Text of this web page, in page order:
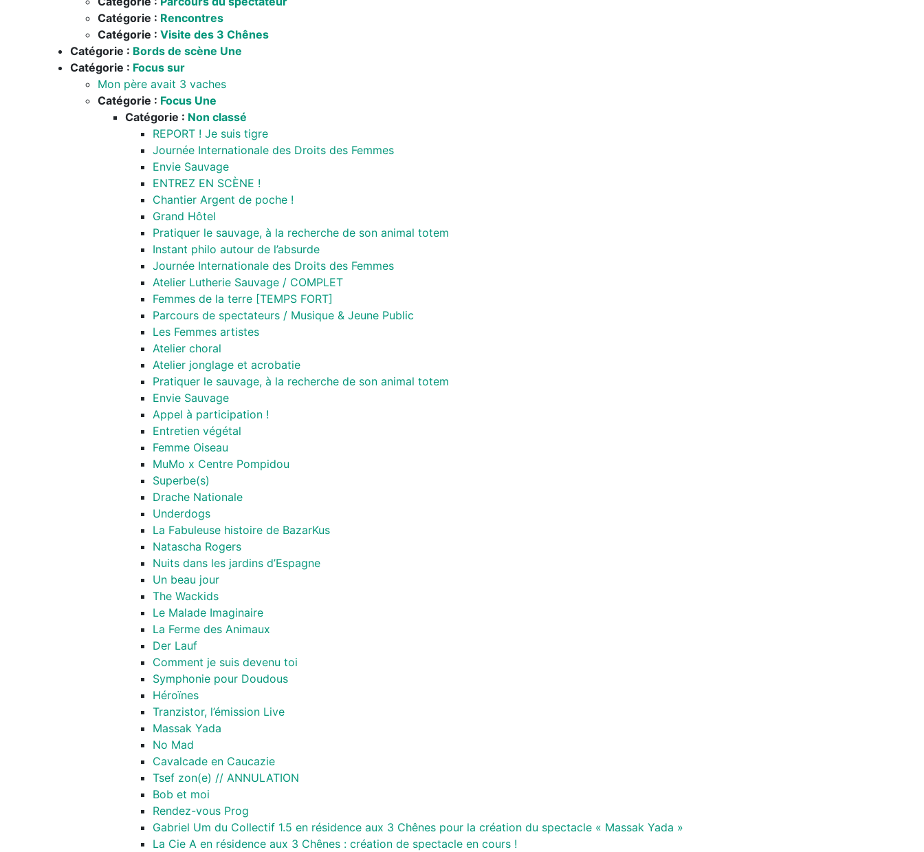
Catégorie : Rencontres
Catégorie : Visite des 3 Chênes
Catégorie : Bords de scène Une
Catégorie : Focus sur
Mon père avait 3 vaches
Catégorie : Focus Une
Catégorie : Non classé
REPORT ! Je suis tigre
Journée Internationale des Droits des Femmes
Envie Sauvage
ENTREZ EN SCÈNE !
Chantier Argent de poche !
Grand Hôtel
Pratiquer le sauvage, à la recherche de son animal totem
Instant philo autour de l’absurde
Journée Internationale des Droits des Femmes
Atelier Lutherie Sauvage / COMPLET
Femmes de la terre [TEMPS FORT]
Parcours de spectateurs / Musique & Jeune Public
Les Femmes artistes
Atelier choral
Atelier jonglage et acrobatie
Pratiquer le sauvage, à la recherche de son animal totem
Envie Sauvage
Appel à participation !
Entretien végétal
Femme Oiseau
MuMo x Centre Pompidou
Superbe(s)
Drache Nationale
Underdogs
La Fabuleuse histoire de BazarKus
Natascha Rogers
Nuits dans les jardins d’Espagne
Un beau jour
The Wackids
Le Malade Imaginaire
La Ferme des Animaux
Der Lauf
Comment je suis devenu toi
Symphonie pour Doudous
Héroïnes
Tranzistor, l’émission Live
Massak Yada
No Mad
Cavalcade en Caucazie
Tsef zon(e) // ANNULATION
Bob et moi
Rendez-vous Prog
Gabriel Um du Collectif 1.5 en résidence aux 3 Chênes pour la création du spectacle « Massak Yada »
La Cie A en résidence aux 3 Chênes : création de spectacle en cours !